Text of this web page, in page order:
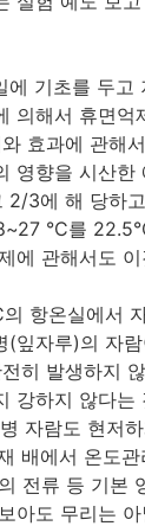
기초를 두고
의해서 휴면억
효과에 관해
영향을 시산한
2/3에 해 당하
°C를
에 관해서도
항온실에서
(잎자루)의 자
히 발생하지
강하지 않다
자람도 현저
배에서 온도
전류 등 기본
아도 무리는